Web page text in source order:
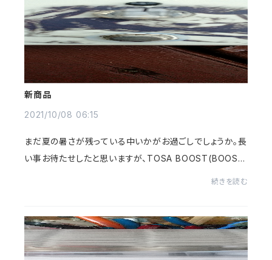
新商品
2021/10/08 06:15
まだ夏の暑さが残っている中いかがお過ごしでしょうか。長
い事お待たせしたと思いますが、TOSA BOOST(BOOST
続きを読む